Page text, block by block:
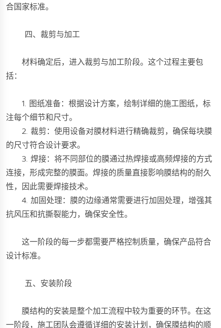
合国家标准。
四、裁剪与加工
材料确定后，进入裁剪与加工阶段。这个过程主要包
括：
1. 图纸准备：根据设计方案，绘制详细的施工图纸，标
注每个细节和尺寸。
2. 裁剪：使用设备对膜材料进行精确裁剪，确保每块膜
的尺寸符合设计要求。
3. 焊接：将不同部位的膜通过热焊接或高频焊接的方式
连接，形成完整的膜面。焊接的质量直接影响膜结构的耐久
性，因此需要焊接技术。
4. 加固处理：膜的边缘通常需要进行加固处理，增强其
抗风压和抗撕裂能力，确保安全性。
这一阶段的每一步都需要严格控制质量，确保产品符合
设计标准。
五、安装阶段
膜结构的安装是整个加工流程中较为重要的环节。在这
一阶段，施工团队会遵循详细的安装计划，确保膜结构的顺